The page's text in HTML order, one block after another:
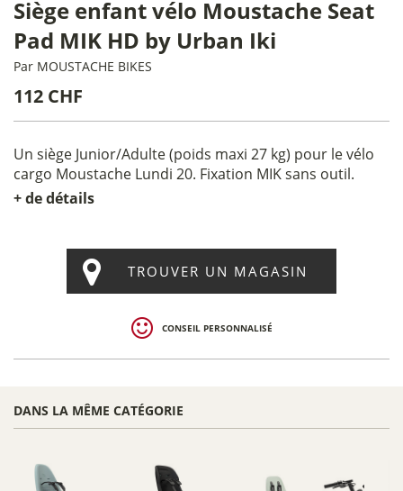
Siège enfant vélo Moustache Seat
Pad MIK HD by Urban Iki
Par MOUSTACHE BIKES
112 CHF
Un siège Junior/Adulte (poids maxi 27 kg) pour le vélo
cargo Moustache Lundi 20. Fixation MIK sans outil.
+ de détails
TROUVER UN MAGASIN
CONSEIL PERSONNALISÉ
DANS LA MÊME CATÉGORIE